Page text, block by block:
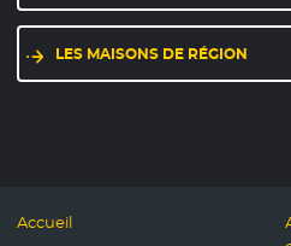
LES MAISONS DE RÉGION
Accueil